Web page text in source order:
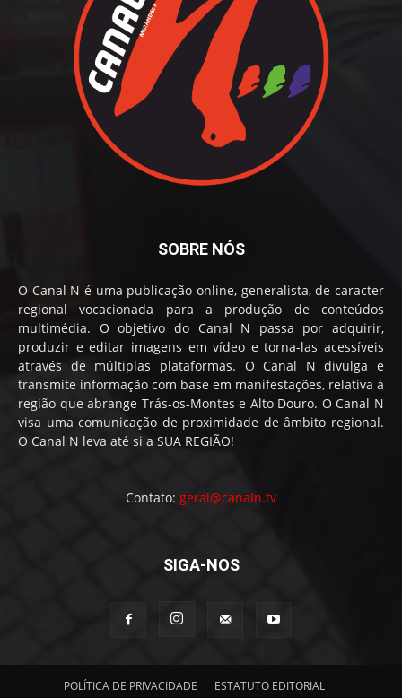
SOBRE NÓS
O Canal N é uma publicação online, generalista, de caracter
regional vocacionada para a produção de conteúdos
multimédia. O objetivo do Canal N passa por adquirir,
produzir e editar imagens em vídeo e torna-las acessíveis
através de múltiplas plataformas. O Canal N divulga e
transmite informação com base em manifestações, relativa à
região que abrange Trás-os-Montes e Alto Douro. O Canal N
visa uma comunicação de proximidade de âmbito regional.
O Canal N leva até si a SUA REGIÃO!
Contato: geral@canaln.tv
SIGA-NOS
POLÍTICA DE PRIVACIDADE
ESTATUTO EDITORIAL